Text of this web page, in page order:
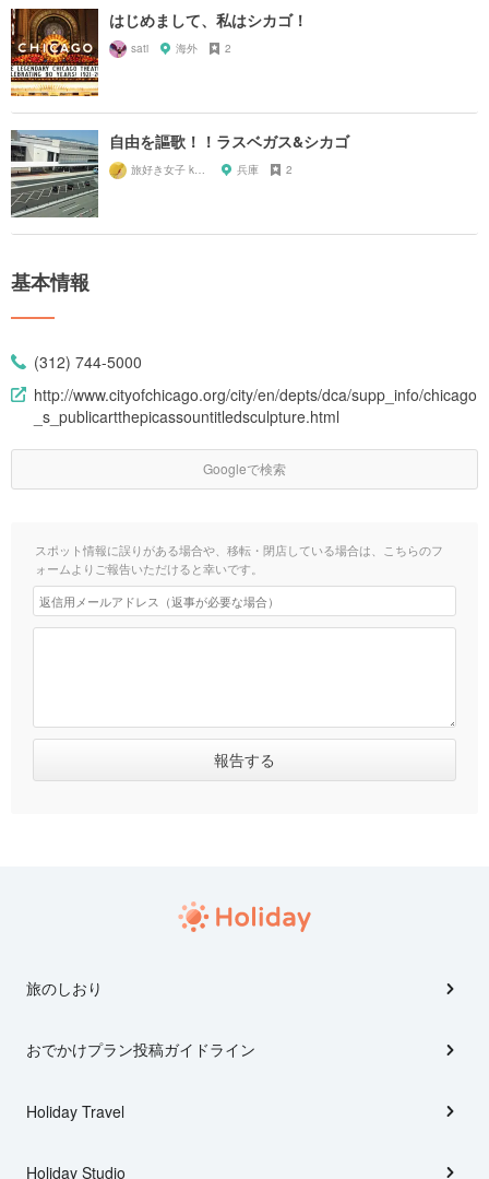
はじめまして、私はシカゴ！
sati 海外 2
自由を謳歌！！ラスベガス&シカゴ
兵庫 2
基本情報
(312) 744-5000
http://www.cityofchicago.org/city/en/depts/dca/supp_info/chicago
_s_publicartthepicassountitledsculpture.html
Googleで検索
スポット情報に誤りがある場合や、移転・閉店している場合は、こちらのフ
ォームよりご報告いただけると幸いです。
旅のしおり
おでかけプラン投稿ガイドライン
Holiday Travel
Holiday Studio